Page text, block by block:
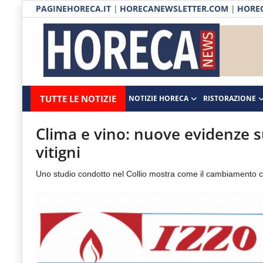
PAGINEHORECA.IT | HORECANEWSLETTER.COM |
Horecanews.it
-
Notizie
Horeca
Il
portale
del
Horeca
e
TUTTE LE NOTIZIE NOTIZIE HORECA RISTORAZIONE
Notizie HORECA
Ristorazione
Ospitalità
Distribuzione
Eventi
RUBRICHE
Clima e vino: nuove evidenze
vitigni
Uno studio condotto nel Collio mostra come il cambiamento